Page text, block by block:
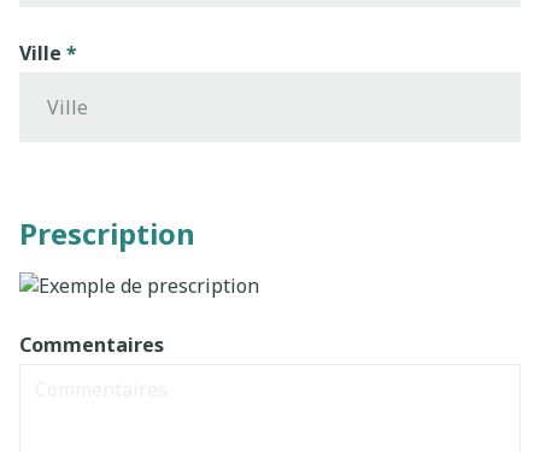
Ville
Prescription
Commentaires